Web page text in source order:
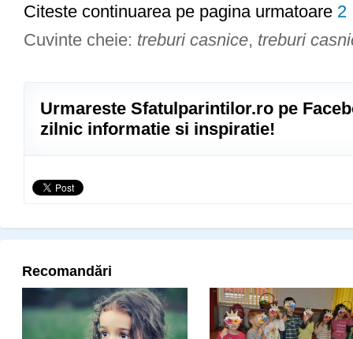
Citeste continuarea pe pagina urmatoare 2
Cuvinte cheie: treburi casnice, treburi
Urmareste Sfatulparintilor.ro pe
zilnic informatie si inspiratie!
Recomandări